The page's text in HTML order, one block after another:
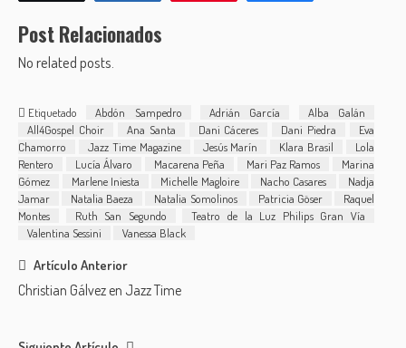
Post Relacionados
No related posts.
Etiquetado Abdón Sampedro Adrián García
Alba Galán
All4Gospel Choir
Ana Santa Dani Cáceres Dani Piedra
Eva
Chamorro
Jazz Time Magazine Jesús Marín Klara Brasil
Lola
Rentero
Lucía Álvaro Macarena Peña Mari Paz Ramos
Marina
Gómez
Marlene Iniesta Michelle Magloire Nacho Casares
Nadja
Jamar
Natalia Baeza Natalia Somolinos Patricia Göser
Raquel
Montes
Ruth San Segundo
Teatro de la Luz Philips Gran Vía
Valentina Sessini
Vanessa Black
Post
navigation
Artículo Anterior
Christian Gálvez en Jazz Time